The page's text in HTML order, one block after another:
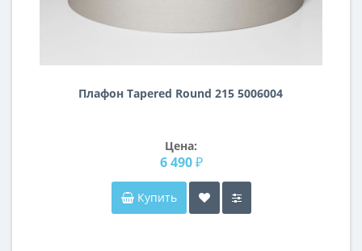
Плафон Tapered Round 215 5006004
Цена:
6 490 ₽
Купить